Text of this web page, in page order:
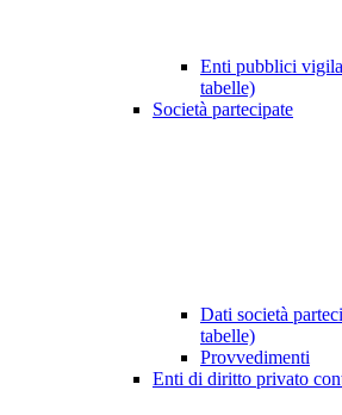
Enti pubblici
tabelle)
Società partecipate
Dati società
tabelle)
Provvedimenti
Enti di diritto privato